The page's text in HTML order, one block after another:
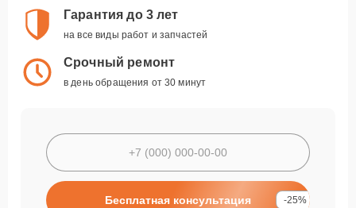
Гарантия до 3 лет
на все виды работ и запчастей
Срочный ремонт
в день обращения от 30 минут
Бесплатная консультация -25%